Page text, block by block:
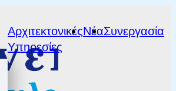
Αρχιτεκτονικές
Υπηρεσίες
ΝέαΣυνεργασία